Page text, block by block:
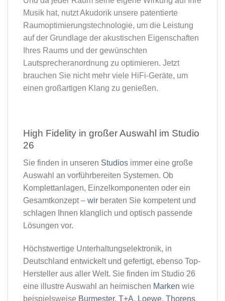
Musik hat, nutzt Akudorik unsere patentierte
Raumoptimierungstechnologie, um die Leistung
auf der Grundlage der akustischen Eigenschaften
Ihres Raums und der gewünschten
Lautsprecheranordnung zu optimieren. Jetzt
brauchen Sie nicht mehr viele HiFi-Geräte, um
einen großartigen Klang zu genießen.
High Fidelity in großer Auswahl im Studio
26​
Sie finden in unseren Studios immer eine große
Auswahl an vorführbereiten Systemen. Ob
Komplettanlagen, Einzelkomponenten oder ein
Gesamtkonzept – wir beraten Sie kompetent und
schlagen Ihnen klanglich und optisch passende
Lösungen vor.
Höchstwertige Unterhaltungselektronik, in
Deutschland entwickelt und gefertigt, ebenso Top-
Hersteller aus aller Welt. Sie finden im Studio 26
eine illustre Auswahl an heimischen Marken wie
beispielsweise Burmester, T+A, Loewe, Thorens